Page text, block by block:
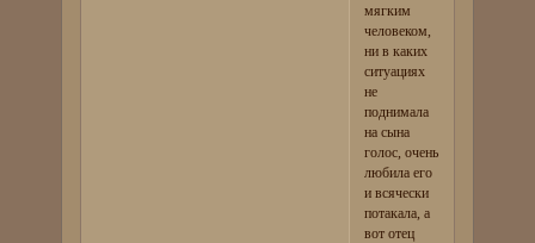
мягким
человеком,
ни в каких
ситуациях
не
поднимала
на сына
голос, очень
любила его
и всячески
потакала, а
вот отец